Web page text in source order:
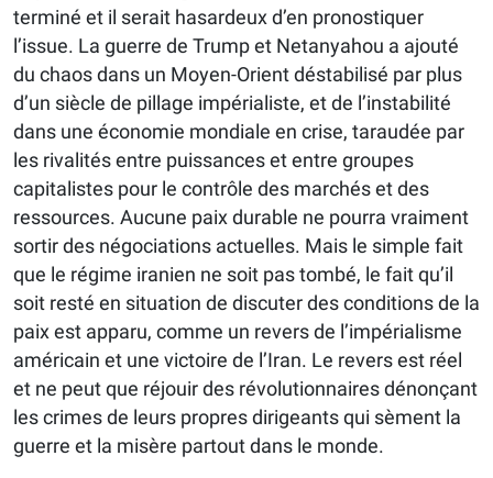
terminé et il serait hasardeux d’en pronostiquer
l’issue. La guerre de Trump et Netanyahou a ajouté
du chaos dans un Moyen-Orient déstabilisé par plus
d’un siècle de pillage impérialiste, et de l’instabilité
dans une économie mondiale en crise, taraudée par
les rivalités entre puissances et entre groupes
capitalistes pour le contrôle des marchés et des
ressources. Aucune paix durable ne pourra vraiment
sortir des négociations actuelles. Mais le simple fait
que le régime iranien ne soit pas tombé, le fait qu’il
soit resté en situation de discuter des conditions de la
paix est apparu, comme un revers de l’impérialisme
américain et une victoire de l’Iran. Le revers est réel
et ne peut que réjouir des révolutionnaires dénonçant
les crimes de leurs propres dirigeants qui sèment la
guerre et la misère partout dans le monde.